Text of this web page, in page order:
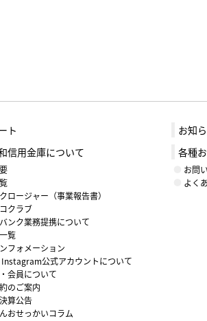
ト
信用金庫について
ロージャー（事業報告書）
クラブ
ンク業務提携について
覧
フォメーション
公式アカウントについて
会員について
のご案内
算公告
おせっかいコラム
お知
各種
お問
よく